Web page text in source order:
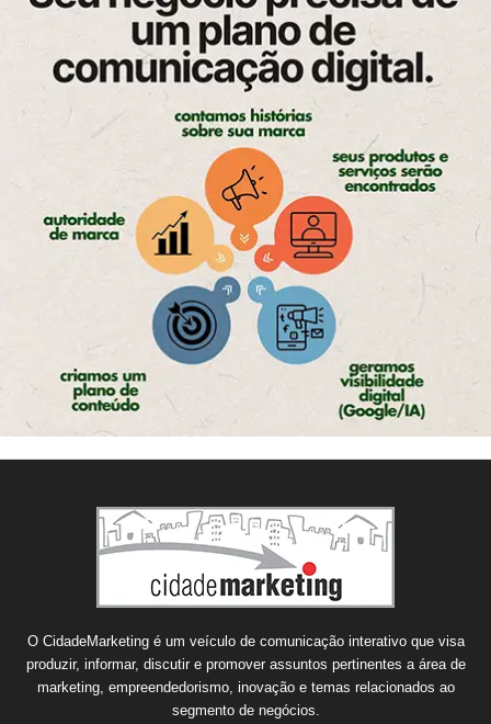
O CidadeMarketing é um veículo de comunicação interativo que visa
produzir, informar, discutir e promover assuntos pertinentes a área de
marketing, empreendedorismo, inovação e temas relacionados ao
segmento de negócios.